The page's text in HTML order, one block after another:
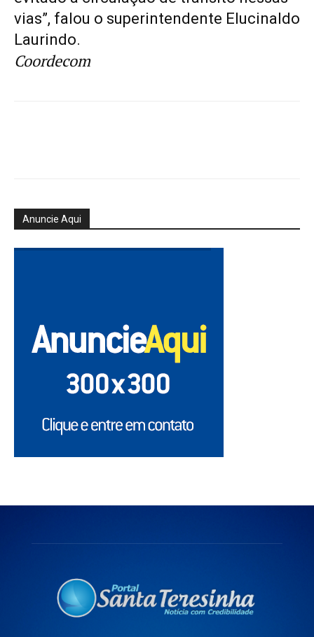
vias”, falou o superintendente Elucinaldo
Laurindo.
Coordecom
Anuncie Aqui